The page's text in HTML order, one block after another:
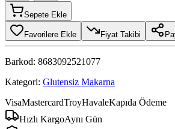
Sepete Ekle
Favorilere Ekle Fiyat Takibi
Barkod: 8683092521077
Kategori: Glutensiz Makarna
VisaMastercardTroyHavaleKapıda Ödeme
Hızlı KargoAynı Gün